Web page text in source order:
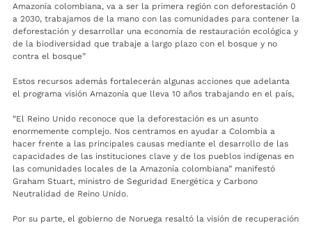
Amazonía colombiana, va a ser la primera región con deforestación 0
a 2030, trabajamos de la mano con las comunidades para contener la
deforestación y desarrollar una economía de restauración ecológica y
de la biodiversidad que trabaje a largo plazo con el bosque y no
contra el bosque”
Estos recursos además fortalecerán algunas acciones que adelanta
el programa visión Amazonía que lleva 10 años trabajando en el país,
“El Reino Unido reconoce que la deforestación es un asunto
enormemente complejo. Nos centramos en ayudar a Colombia a
hacer frente a las principales causas mediante el desarrollo de las
capacidades de las instituciones clave y de los pueblos indígenas en
las comunidades locales de la Amazonía colombiana” manifestó
Graham Stuart, ministro de Seguridad Energética y Carbono
Neutralidad de Reino Unido.
Por su parte, el gobierno de Noruega resaltó la visión de recuperación